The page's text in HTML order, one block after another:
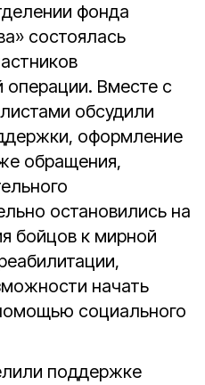
фонда
состоялась
операции. Вместе с
обсудили
оформление
обращения,
остановились на
бойцов к мирной
начать
социального
поддержке